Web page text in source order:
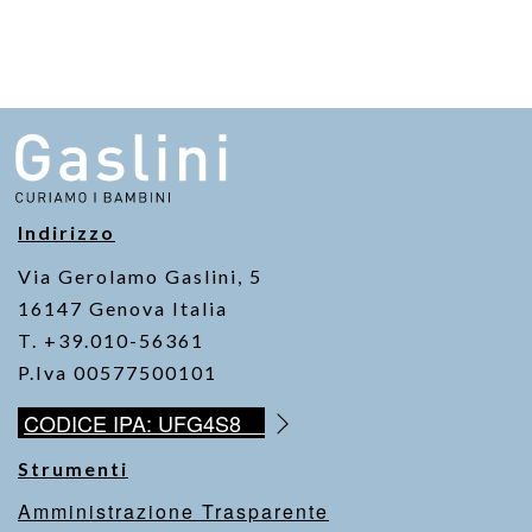
b
o
o
k
A
p
p
Li
Indirizzo
Via Gerolamo Gaslini, 5
16147 Genova Italia
T. +39.010-56361
P.Iva 00577500101
CODICE IPA: UFG4S8
Strumenti
Amministrazione Trasparente